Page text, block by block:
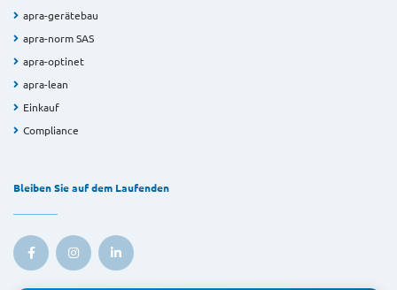
apra-gerätebau
apra-norm SAS
apra-optinet
apra-lean
Einkauf
Compliance
Bleiben Sie auf dem Laufenden